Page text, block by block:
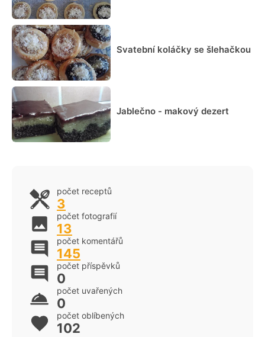
Svatební koláčky se šlehačkou
Jablečno - makový dezert
počet receptů
3
počet fotografií
13
počet komentářů
145
počet příspěvků
0
počet uvařených
0
počet oblíbených
102